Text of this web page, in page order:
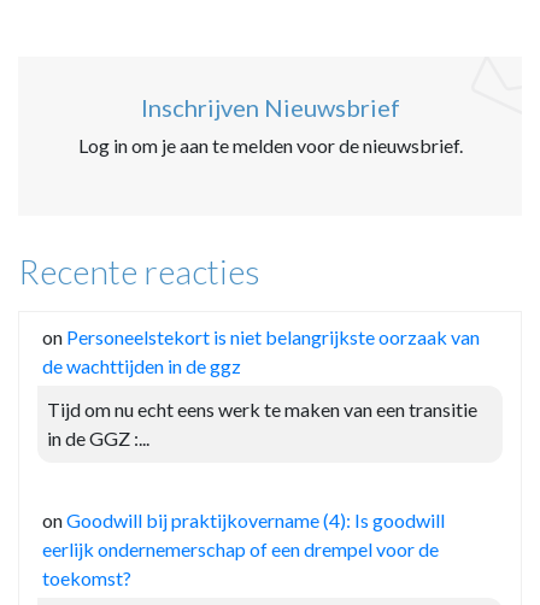
Inschrijven Nieuwsbrief
Log in om je aan te melden voor de nieuwsbrief.
Recente reacties
on Personeelstekort is niet belangrijkste oorzaak van
de wachttijden in de ggz
Tijd om nu echt eens werk te maken van een transitie
in de GGZ :...
onGoodwill bij praktijkovername (4): Is goodwill
eerlijk ondernemerschap of een drempel voor de
toekomst?